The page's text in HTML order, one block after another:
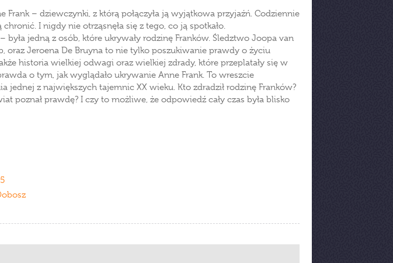
Frank – dziewczynki, z którą połączyła ją wyjątkowa przyjaźń. Codziennie
I nigdy nie otrząsnęła się z tego, co ją spotkało.
była jedną z osób, które ukrywały rodzinę Franków. Śledztwo Joopa van
oraz Jeroena De Bruyna to nie tylko poszukiwanie prawdy o życiu
historia wielkiej odwagi oraz wielkiej zdrady, które przeplatały się w
o tym, jak wyglądało ukrywanie Anne Frank. To wreszcie
jednej z największych tajemnic XX wieku. Kto zdradził rodzinę Franków?
poznał prawdę? I czy to możliwe, że odpowiedź cały czas była blisko